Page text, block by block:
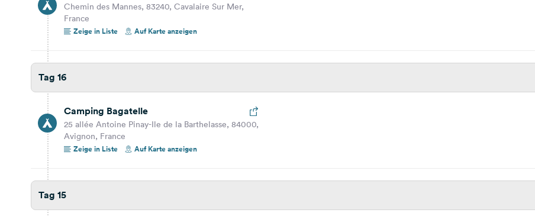
196,3 km
Camping Caravaning L'oasis
Auf Karte anzeigen
Tag 13
153,2 km 2 Std. 39 Min.
Camping Catalan
Chemin des Mannes, 83240, Cavalaire Sur Mer,
France
Zeige in Liste
Auf Karte anzeigen
Tag 16
Camping Bagatelle
25 allée Antoine Pinay-Ile de la Barthelasse, 84000,
Avignon, France
Zeige in Liste
Auf Karte anzeigen
Tag 15